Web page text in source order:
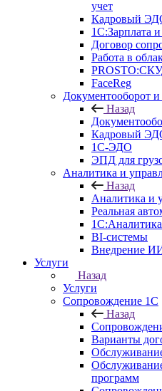
учет
Кадровый
1С:Зарплата
Договор
Работа в
FaceReg
Документооборот
Назад
Кадровый
1С-ЭДО
ЭПД для
Аналитика и
Назад
Аналитика и
Реальная
1С:Аналитика
BI-системы
Внедрение
Услуги
Назад
Услуги
Сопровождение 1С
Назад
Варианты
программ